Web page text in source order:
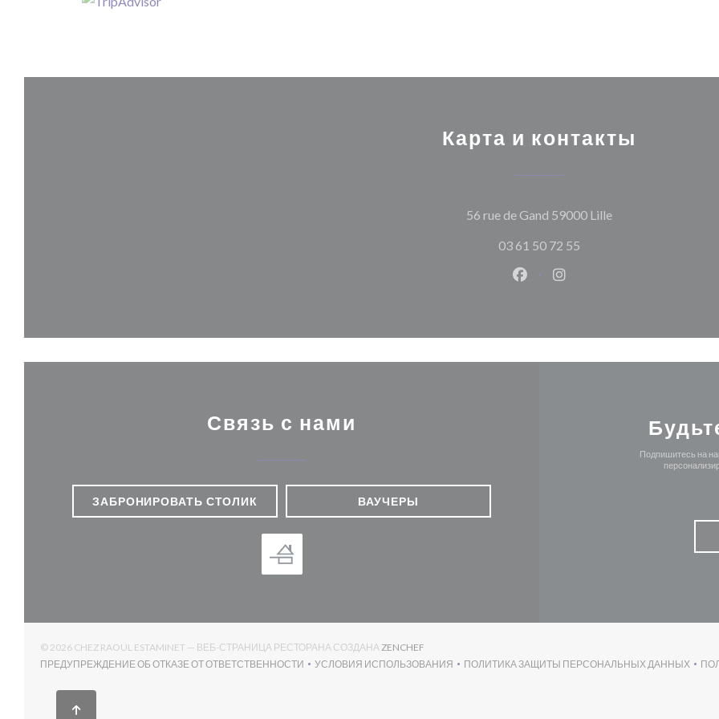
Карта и контакты
56 rue de Gand 59000 Lille((открывается в
03 61 50 72 55
Facebook ((открывается в
Instagram ((открывается
Связь с нами
ЗАБРОНИРОВАТЬ СТОЛИК ВАУЧЕРЫ
Подпишитесь на
© 2026 CHEZ RAOUL ESTAMINET — ВЕБ-СТРАНИЦА РЕСТОРАНА СОЗДАНА ZENCHEF
ПРЕДУПРЕЖДЕНИЕ ОБ ОТКАЗЕ ОТ ОТВЕТСТВЕННОСТИ
((ОТКРЫВАЕТСЯ В НОВОМ ОКНЕ))
УСЛОВИЯ ИСПОЛЬЗОВАНИЯ
((ОТКРЫВАЕТСЯ В НОВОМ ОКНЕ))
ПОЛИТИКА ЗАЩИТЫ ПЕРСОНАЛЬНЫХ ДАННЫХ
((ОТКРЫВАЕТСЯ В НОВОМ